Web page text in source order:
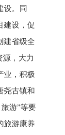
设。同
建设，促
建省级全
源，大力
业，积极
尧古镇和
游”等要
旅游康养